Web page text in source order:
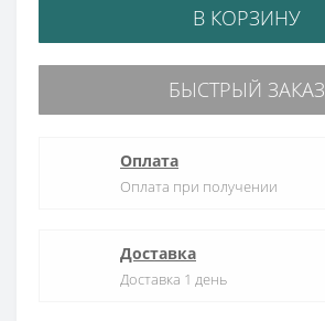
В КОРЗИНУ
БЫСТРЫЙ ЗАКАЗ
Оплата
Оплата при получении
Доставка
Доставка 1 день